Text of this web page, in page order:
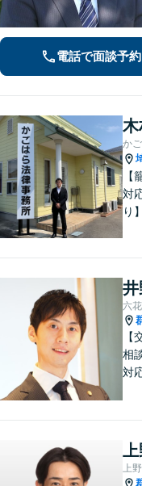
電話で面談予約
木
か
【
対
り
解
ご
相
井
六
【
相
対
一
縁
す
上